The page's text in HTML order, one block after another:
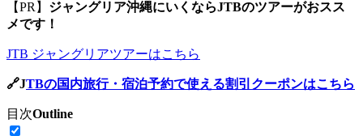
【PR】 ジャングリア沖縄にいくならJTBのツアーがおスス
メです！
JTB ジャングリアツアーはこちら
🔗JTBの国内旅行・宿泊予約で使える割引クーポンはこちら
目次Outline